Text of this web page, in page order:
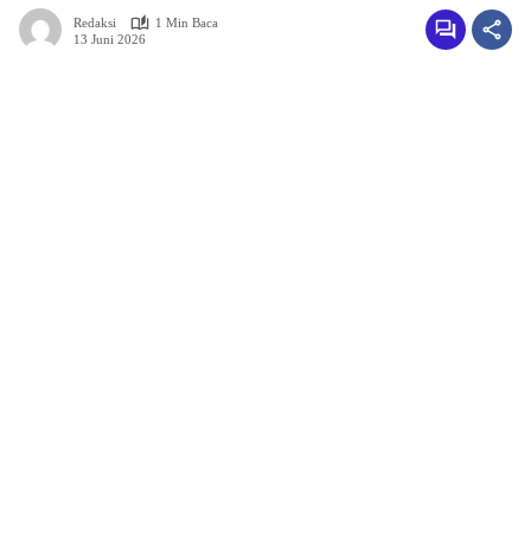
Redaksi
1 Min Baca
13 Juni 2026